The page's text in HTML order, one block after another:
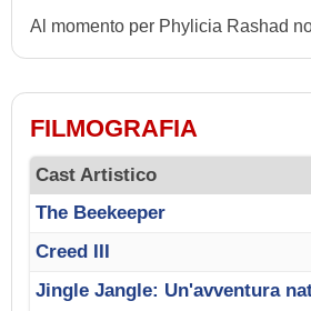
Al momento per Phylicia Rashad
FILMOGRAFIA
Cast Artistico
The Beekeeper
Creed III
Jingle Jangle: Un'avventura